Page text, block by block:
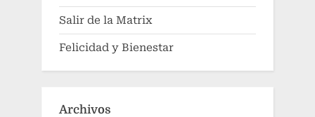
Salir de la Matrix
Felicidad y Bienestar
Archivos